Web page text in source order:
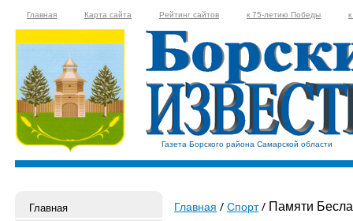
Главная Карта сайта Рейтинг сайтов к 75-летию Победы
Газета Борского района Самарской области
Главная
Главная Спорт Памяти